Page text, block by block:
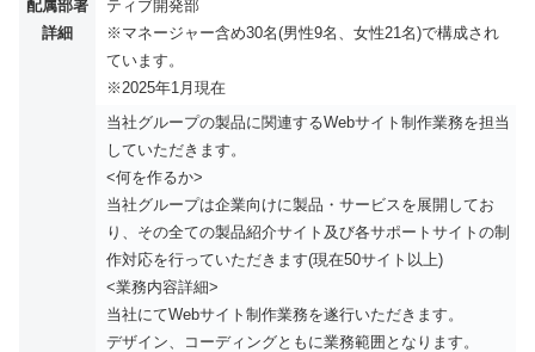
配属部署
詳細
ティブ開発部
※マネージャー含め30名(男性9名、女性21名)で構成され
ています。
※2025年1月現在
当社グループの製品に関連するWebサイト制作業務を担当
していただきます。
<何を作るか>
当社グループは企業向けに製品・サービスを展開してお
り、その全ての製品紹介サイト及び各サポートサイトの制
作対応を行っていただきます(現在50サイト以上)
<業務内容詳細>
当社にてWebサイト制作業務を遂行いただきます。
デザイン、コーディングともに業務範囲となります。